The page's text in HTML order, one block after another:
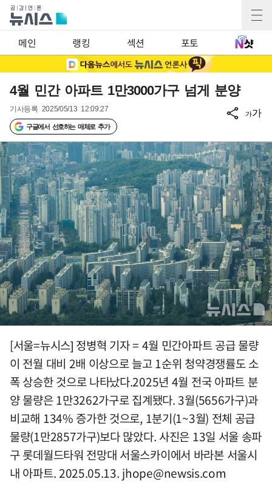
메인 랭킹 섹션 포토
4월 민간 아파트 1만3000가구 넘게 분양
기사등록 2025/05/13 12:09:27
구글에서 선호하는 매체로 추가
가가
[서울=뉴시스] 정병혁 기자 = 4월 민간아파트 공급 물량
이 전월 대비 2배 이상으로 늘고 1순위 청약경쟁률도 소
폭 상승한 것으로 나타났다.2025년 4월 전국 아파트 분
양 물량은 1만3262가구로 집계됐다. 3월(5656가구)과
비교해 134% 증가한 것으로, 1분기(1~3월) 전체 공급
물량(1만2857가구)보다 많았다. 사진은 13일 서울 송파
구 롯데월드타워 전망대 서울스카이에서 바라본 서울시
내 아파트. 2025.05.13. jhope@newsis.com